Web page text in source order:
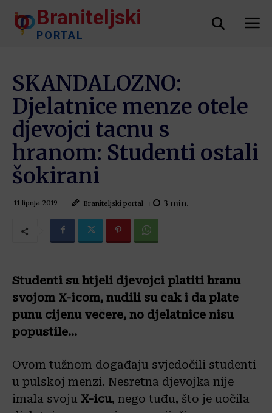
Braniteljski
PORTAL
SKANDALOZNO:
Djelatnice menze otele
djevojci tacnu s
hranom: Studenti ostali
šokirani
11 lipnja 2019. Braniteljski portal 3 min.
Studenti su htjeli djevojci platiti hranu
svojom X-icom, nudili su čak i da plate
punu cijenu večere, no djelatnice nisu
popustile…
Ovom tužnom događaju svjedočili studenti
u pulskoj menzi. Nesretna djevojka nije
imala svoju X-icu, nego tuđu, što je uočila